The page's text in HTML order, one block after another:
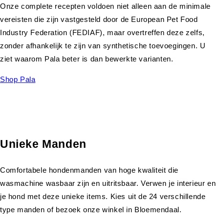
Onze complete recepten voldoen niet alleen aan de minimale
vereisten die zijn vastgesteld door de European Pet Food
Industry Federation (FEDIAF), maar overtreffen deze zelfs,
zonder afhankelijk te zijn van synthetische toevoegingen. U
ziet waarom Pala beter is dan bewerkte varianten.
Shop Pala
Unieke Manden
Comfortabele hondenmanden van hoge kwaliteit die
wasmachine wasbaar zijn en uitritsbaar. Verwen je interieur en
je hond met deze unieke items. Kies uit de 24 verschillende
type manden of bezoek onze winkel in Bloemendaal.